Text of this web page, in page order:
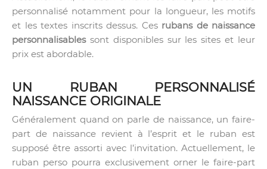
personnalisé notamment pour la longueur, les motifs
et les textes inscrits dessus. Ces rubans de naissance
personnalisablessont disponibles sur les sites et leur
prix est abordable.
UN RUBAN PERSONNALISÉ
NAISSANCE ORIGINALE
Généralement quand on parle de naissance, un faire-
part de naissance revient à l’esprit et le ruban est
supposé être assorti avec l’invitation. Actuellement, le
ruban perso pourra exclusivement orner le faire-part